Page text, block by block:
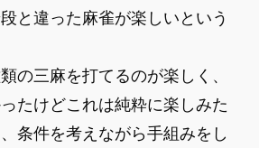
と違った麻雀が楽しいという
の三麻を打てるのが楽しく、
たけどこれは純粋に楽しみた
条件を考えながら手組みをし